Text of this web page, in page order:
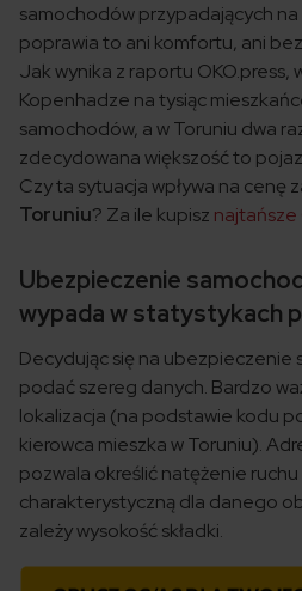
samochodów przypadających na
poprawia to ani komfortu, ani
Jak wynika z raportu OKO.press,
Kopenhadze na tysiąc
samochodów, a w Toruniu dwa
zdecydowana większość to
Czy ta sytuacja wpływa na cenę
Toruniu? Za ile kupisz najtańsze
Ubezpieczenie
wypada w statystykach
Decydując się na ubezpieczenie
podać szereg danych. Bardzo
lokalizacja (na podstawie kodu
kierowca mieszka w Toruniu).
pozwala określić natężenie
charakterystyczną dla danego
zależy wysokość składki.